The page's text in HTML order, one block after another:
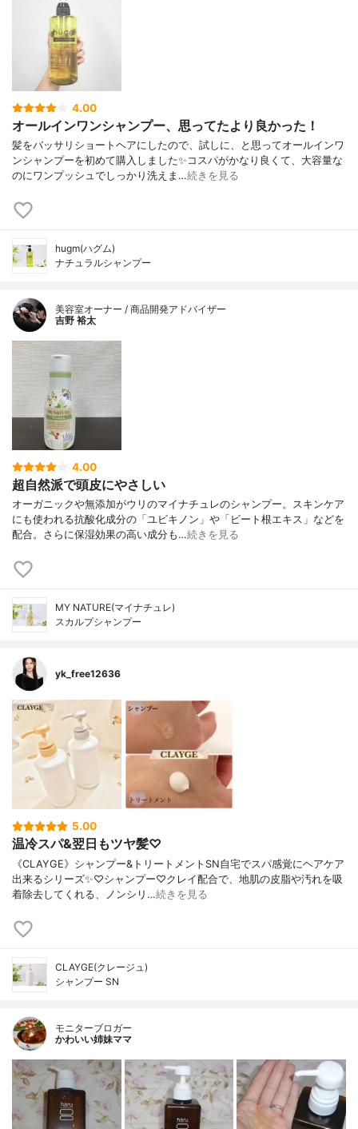
4.00
オールインワンシャンプー、思ってたより良かった！
髪をバッサリショートヘアにしたので、試しに、と思ってオールインワ
ンシャンプーを初めて購入しました✨コスパがかなり良くて、大容量な
のにワンプッシュでしっかり洗えま…続きを見る
hugm(ハグム)
ナチュラルシャンプー
美容室オーナー / 商品開発アドバイザー
吉野 裕太
4.00
超自然派で頭皮にやさしい
オーガニックや無添加がウリのマイナチュレのシャンプー。スキンケア
にも使われる抗酸化成分の「ユビキノン」や「ビート根エキス」などを
配合。さらに保湿効果の高い成分も…続きを見る
MY NATURE(マイナチュレ)
スカルプシャンプー
yk_free12636
5.00
温冷スパ&翌日もツヤ髪♡
《CLAYGE》シャンプー&トリートメントSN自宅でスパ感覚にヘアケア
出来るシリーズ✨♡シャンプー♡クレイ配合で、地肌の皮脂や汚れを吸
着除去してくれる、ノンシリ…続きを見る
CLAYGE(クレージュ)
シャンプー SN
モニターブロガー
かわいい姉妹ママ